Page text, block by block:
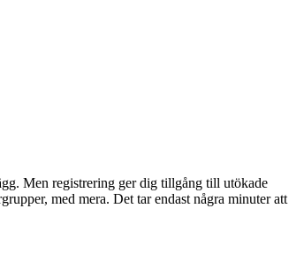
Men registrering ger dig tillgång till utökade
med mera. Det tar endast några minuter att